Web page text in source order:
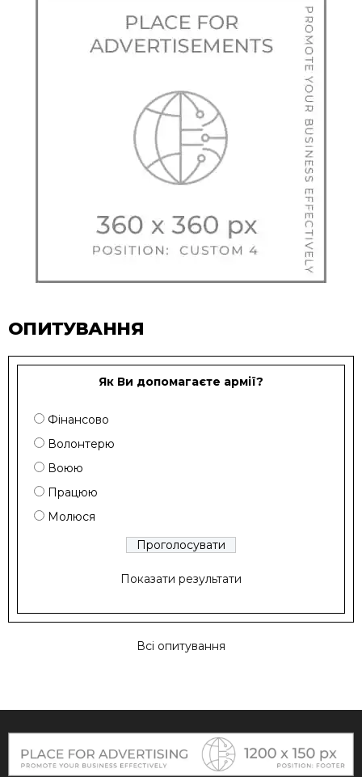
ОПИТУВАННЯ
Як Ви допомагаєте армії?
Фінансово
Волонтерю
Воюю
Працюю
Молюся
Показати результати
Всі опитування